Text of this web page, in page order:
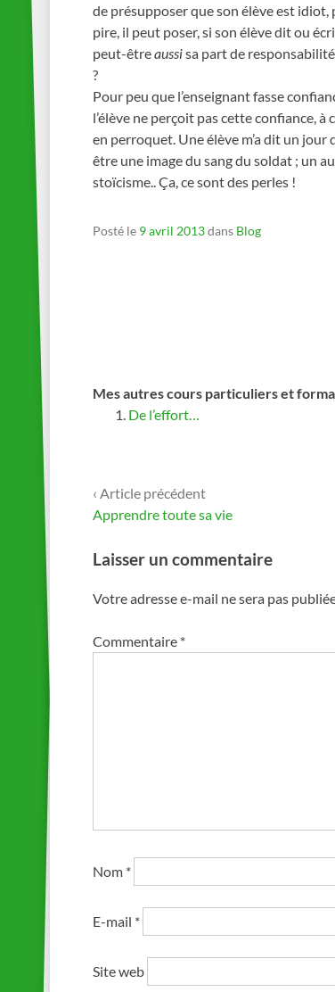
de présupposer que son élève est idiot,
pire, il peut poser, si son élève dit ou
peut-êtreaussisa part de
?
Pour peu que l’enseignant fasse
l’élève ne perçoit pas cette confiance,
en perroquet. Une élève m’a dit un jour
être une image du sang du soldat ; un
stoïcisme.. Ça, ce sont des perles !
Posté le 9 avril 2013dans Blog
Mes autres cours particuliers et
De l’effort…
Navigation
de
l’article
‹ Article précédent
Apprendre toute sa vie
Laisser un commentaire
Votre adresse e-mail ne sera pas
Commentaire *
Nom *
E-mail *
Site web